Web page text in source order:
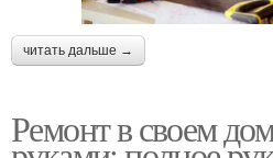
читать дальше →
Ремонт в своем